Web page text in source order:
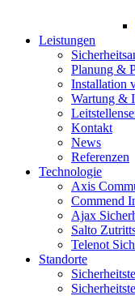
Leistungen
Planung &
Installation
Wartung &
Kontakt
News
Referenzen
Technologie
Axis
Commend
Ajax
Salto
Telenot
Standorte